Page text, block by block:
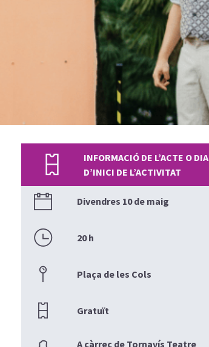
INFORMACIÓ DE L’ACTE O DIA
D’INICI DE L’ACTIVITAT
Divendres 10 de maig
20 h
Plaça de les Cols
Gratuït
A càrrec de Tornavís Teatre